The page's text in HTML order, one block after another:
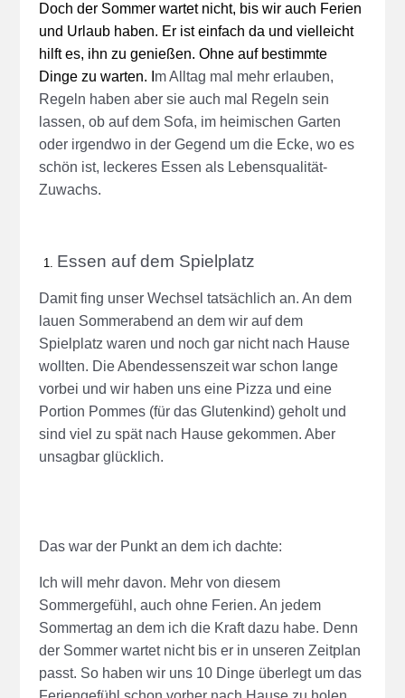
Doch der Sommer wartet nicht, bis wir auch Ferien
und Urlaub haben. Er ist einfach da und vielleicht
hilft es, ihn zu genießen. Ohne auf bestimmte
Dinge zu warten. I m Alltag mal mehr erlauben,
Regeln haben aber sie auch mal Regeln sein
lassen, ob auf dem Sofa, im heimischen Garten
oder irgendwo in der Gegend um die Ecke, wo es
schön ist, leckeres Essen als Lebensqualität-
Zuwachs.
Essen auf dem Spielplatz
Damit fing unser Wechsel tatsächlich an. An dem
lauen Sommerabend an dem wir auf dem
Spielplatz waren und noch gar nicht nach Hause
wollten. Die Abendessenszeit war schon lange
vorbei und wir haben uns eine Pizza und eine
Portion Pommes (für das Glutenkind) geholt und
sind viel zu spät nach Hause gekommen. Aber
unsagbar glücklich.
Das war der Punkt an dem ich dachte:
Ich will mehr davon. Mehr von diesem
Sommergefühl, auch ohne Ferien. An jedem
Sommertag an dem ich die Kraft dazu habe. Denn
der Sommer wartet nicht bis er in unseren Zeitplan
passt. So haben wir uns 10 Dinge überlegt um das